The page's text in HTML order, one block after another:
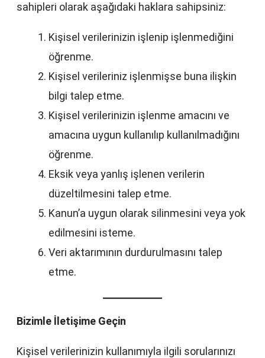
sahipleri olarak aşağıdaki haklara sahipsiniz:
Kişisel verilerinizin işlenip işlenmediğini
öğrenme.
Kişisel verileriniz işlenmişse buna ilişkin
bilgi talep etme.
Kişisel verilerinizin işlenme amacını ve
amacına uygun kullanılıp kullanılmadığını
öğrenme.
Eksik veya yanlış işlenen verilerin
düzeltilmesini talep etme.
Kanun’a uygun olarak silinmesini veya yok
edilmesini isteme.
Veri aktarımının durdurulmasını talep
etme.
Bizimle İletişime Geçin
Kişisel verilerinizin kullanımıyla ilgili sorularınızı